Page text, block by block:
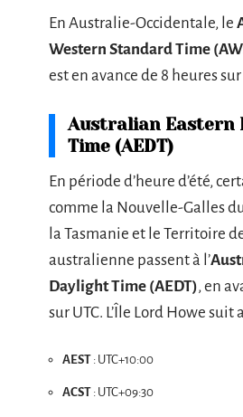
En Australie-Occidentale, le
Western Standard Time
est en avance de 8 heures sur
Australian Eastern
Time (AEDT)
En période d’heure d’été,
comme la Nouvelle-Galles
la Tasmanie et le Territoire
australienne passent à l’
Daylight Time (AEDT), en
sur UTC. L’Île Lord Howe suit
AEST : UTC+10:00
ACST : UTC+09:30